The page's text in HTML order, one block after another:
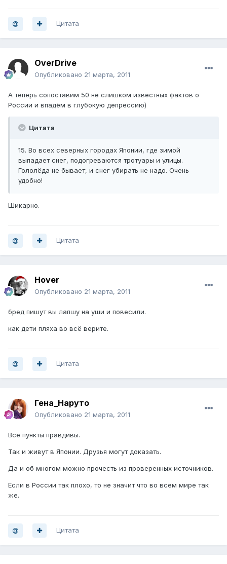
Цитата
OverDrive
Опубликовано 21 марта, 2011
А теперь сопоставим 50 не слишком известных фактов о
России и впадём в глубокую депрессию)
Цитата
15. Во всех северных городах Японии, где зимой
выпадает снег, подогреваются тротуары и улицы.
Гололёда не бывает, и снег убирать не надо. Очень
удобно!
Шикарно.
Цитата
Hover
Опубликовано 21 марта, 2011
бред пишут вы лапшу на уши и повесили.
как дети пляха во всё верите.
Цитата
Гена_Наруто
Опубликовано 21 марта, 2011
Все пункты правдивы.
Так и живут в Японии. Друзья могут доказать.
Да и об многом можно прочесть из проверенных источников.
Если в России так плохо, то не значит что во всем мире так
же.
Цитата